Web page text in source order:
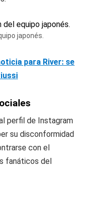
japonés.
para River: se
perfil de Instagram
su disconformidad
con el
fanáticos del